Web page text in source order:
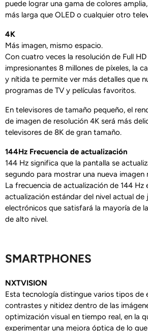
puede lograr una gama de colores
más larga que OLED o cualquier otro
4K
Más imagen, mismo espacio.
Con cuatro veces la resolución de Full
impresionantes 8 millones de píxeles, la
y nítida te permite ver más detalles que
programas de TV y películas favoritos.
En televisores de tamaño pequeño, el
de imagen de resolución 4K será más
televisores de 8K de gran tamaño.
144Hz Frecuencia de actualización
144 Hz significa que la pantalla se
segundo para mostrar una nueva imagen
La frecuencia de actualización de 144 Hz
actualización estándar del nivel actual
electrónicos que satisfará la mayoría de
de alto nivel.
SMARTPHONES
NXTVISION
Esta tecnología distingue varios tipos de
contrastes y nitidez dentro de las
optimización visual en tiempo real, en la
experimentar una mejora óptica de lo